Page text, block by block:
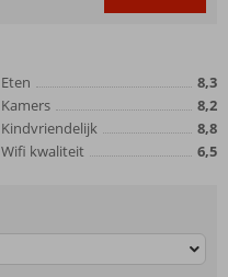
Eten
8,3
Kamers
8,2
Kindvriendelijk
8,8
Wifi kwaliteit
6,5